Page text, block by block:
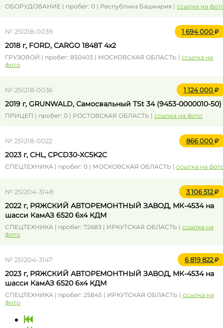
ОБОРУДОВАНИЕ | пробег: 0 | Республика Башкирия | ссылка на
№ 251218-0039 1 694 000
2018 г, FORD, CARGO 1848Т 4x2
ГРУЗОВОЙ | пробег: 850403 | МОСКОВСКАЯ ОБЛАСТЬ | ссылка на
фото
№ 251218-0036 1 124 000
2019 г, GRUNWALD, Самосвальный TSt 34 (9453-0000010-50)
ПРИЦЕП | пробег: 0 | РОСТОВСКАЯ ОБЛАСТЬ | ссылка на фото
№ 251218-0022 866 000
2023 г, CHL, CPCD30-XC5K2C
СПЕЦТЕХНИКА | пробег: 0 | МОСКОВСКАЯ ОБЛАСТЬ | ссылка на
№ 251204-3148 3 106 512
2022 г, РЯЖСКИЙ АВТОРЕМОНТНЫЙ ЗАВОД, МК-4534 на
шасси КамАЗ 6520 6x4 КДМ
СПЕЦТЕХНИКА | пробег: 72683 | ИРКУТСКАЯ ОБЛАСТЬ | ссылка на
фото
№ 251204-3147 6 819 822
2023 г, РЯЖСКИЙ АВТОРЕМОНТНЫЙ ЗАВОД, МК-4534 на
шасси КамАЗ 6520 6x4 КДМ
СПЕЦТЕХНИКА | пробег: 25845 | ИРКУТСКАЯ ОБЛАСТЬ | ссылка на
фото